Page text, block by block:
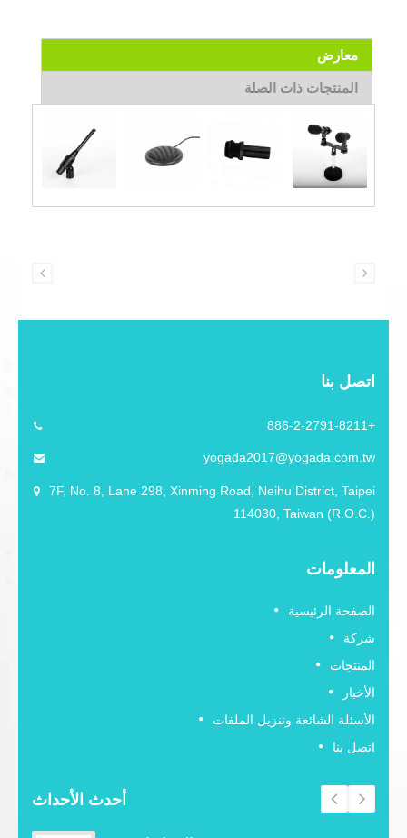
معارض
المنتجات ذات الصلة
اتصل بنا
+886-2-2791-8211
yogada2017@yogada.com.tw
7F, No. 8, Lane 298, Xinming Road, Neihu District, Taipei
114030, Taiwan (R.O.C.)
المعلومات
الصفحة الرئيسية
شركة
المنتجات
الأخبار
الأسئلة الشائعة وتنزيل الملفات
اتصل بنا
أحدث الأحداث